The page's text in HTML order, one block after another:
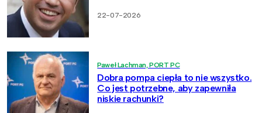
22-07-2026
Paweł Lachman, PORT PC
Dobra pompa ciepła to nie wszystko.
Co jest potrzebne, aby zapewniła
niskie rachunki?